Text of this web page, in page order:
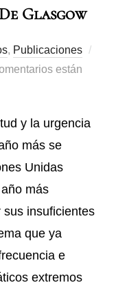
Glasgow
, Publicaciones
están
y la urgencia
más se
Unidas
más
insuficientes
que ya
e
extremos